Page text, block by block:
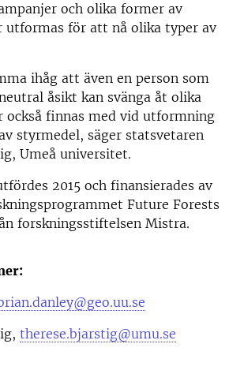
och olika former av
utformas för att nå olika typer av
ihåg att även en person som
åsikt kan svänga åt olika
också finnas med vid utformning
styrmedel, säger statsvetaren
Umeå universitet.
2015 och finansierades av
Future Forests
forskningsstiftelsen Mistra.
therese.bjarstig@umu.se